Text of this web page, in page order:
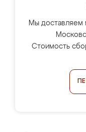
Мы доставляем
Стоимость